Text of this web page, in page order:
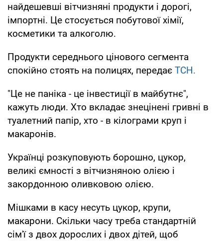
найдешевші вітчизняні продукти і дорогі,
імпортні. Це стосується побутової хімії,
косметики та алкоголю.
Продукти середнього цінового сегмента
спокійно стоять на полицях, передає ТСН.
"Це не паніка - це інвестиції в майбутнє",
кажуть люди. Хто вкладає знецінені гривні в
туалетний папір, хто - в кілограми круп і
макаронів.
Українці розкуповують борошно, цукор,
великі ємності з вітчизняною олією і
закордонною оливковою олією.
Мішками в касу несуть цукор, крупи,
макарони. Скільки часу треба стандартній
сім'ї з двох дорослих і двох дітей, щоб